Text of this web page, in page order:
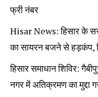
फ्री नंबर
Hisar News: हिसार के
का सायरन बजने से हड़कंप,
हिसार समाधान शिविर:
नगर में अतिक्रमण का मुद्दा